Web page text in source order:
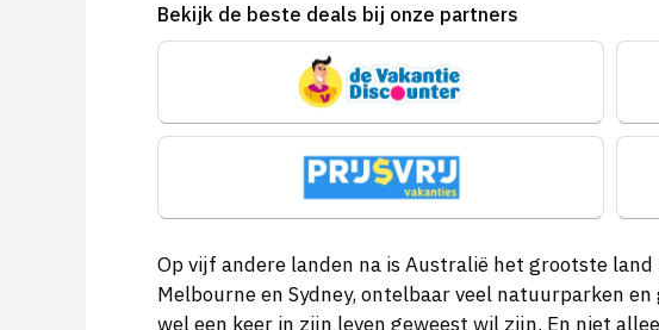
Bekijk de beste deals bij onze partners
Op vijf andere landen na is Australië het grootste
Melbourne en Sydney, ontelbaar veel natuurparken
wel een keer in zijn leven geweest wil zijn. En niet